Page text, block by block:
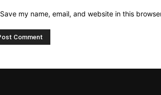
Save my name, email, and website in this